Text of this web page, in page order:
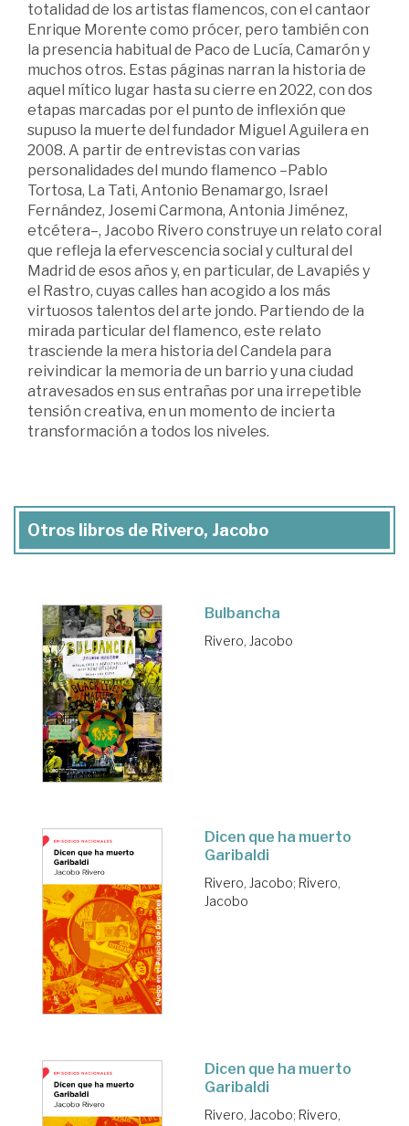
totalidad de los artistas flamencos, con el cantaor
Enrique Morente como prócer, pero también con
la presencia habitual de Paco de Lucía, Camarón y
muchos otros. Estas páginas narran la historia de
aquel mítico lugar hasta su cierre en 2022, con dos
etapas marcadas por el punto de inflexión que
supuso la muerte del fundador Miguel Aguilera en
2008. A partir de entrevistas con varias
personalidades del mundo flamenco –Pablo
Tortosa, La Tati, Antonio Benamargo, Israel
Fernández, Josemi Carmona, Antonia Jiménez,
etcétera–, Jacobo Rivero construye un relato coral
que refleja la efervescencia social y cultural del
Madrid de esos años y, en particular, de Lavapiés y
el Rastro, cuyas calles han acogido a los más
virtuosos talentos del arte jondo. Partiendo de la
mirada particular del flamenco, este relato
trasciende la mera historia del Candela para
reivindicar la memoria de un barrio y una ciudad
atravesados en sus entrañas por una irrepetible
tensión creativa, en un momento de incierta
transformación a todos los niveles.
Otros libros de Rivero, Jacobo
Bulbancha
Rivero, Jacobo
Dicen que ha muerto
Garibaldi
Rivero, Jacobo; Rivero,
Jacobo
Dicen que ha muerto
Garibaldi
Rivero, Jacobo; Rivero,